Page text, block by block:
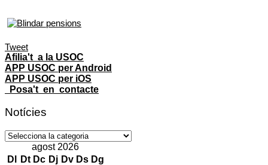
Tweet
Afilia't a la USOC
APP USOC per Android
APP USOC per iOS
Posa't en contacte
Notícies
Notícies
agost 2026
Dl
Dt Dc Dj Dv Ds Dg